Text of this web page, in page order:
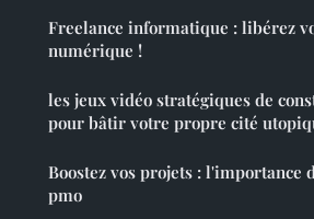
Freelance informatique : libérez
numérique !
les jeux vidéo stratégiques de
pour bâtir votre propre cité
Boostez vos projets : l'importance
pmo